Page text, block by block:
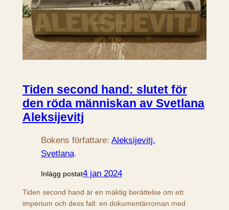
Tiden second hand: slutet för
den röda människan av Svetlana
Aleksijevitj
Bokens författare: Aleksijevitj,
Svetlana.
Inlägg postat4 jan 2024
Tiden second hand är en mäktig berättelse om ett
imperium och dess fall: en dokumentärroman med